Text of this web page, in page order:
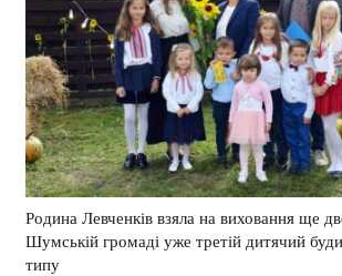
Родина Левченків взяла на виховання ще
Шумській громаді уже третій дитячий
типу